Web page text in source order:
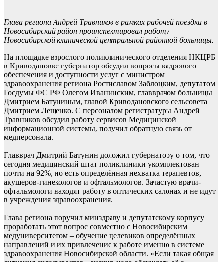
Глава региона Андрей Травников в рамках рабочей поездки в
Новосибирский район проинспектировал работу
Новосибирской клинической центральной районной больницы.
На площадке взрослого поликлинического отделения НКЦРБ
в Криводановке губернатор обсудил вопросы кадрового
обеспечения и доступности услуг с министром
здравоохранения региона Ростиславом Заблоцким, депутатом
Госдумы ФС РФ Олегом Иванинским, главврачом больницы
Дмитрием Батуниным, главой Криводановского сельсовета
Дмитрием Лещенко. С персоналом регистратуры Андрей
Травников обсудил работу сервисов Медицинской
информационной системы, получил обратную связь от
медперсонала.
Главврач Дмитрий Батунин доложил губернатору о том, что
сегодня медицинский штат поликлиники укомплектован
почти на 92%, но есть определённая нехватка терапевтов,
акушеров-гинекологов и офтальмологов. Зачастую врачи-
офтальмологи находят работу в оптических салонах и не идут
в учреждения здравоохранения.
Глава региона поручил минздраву и депутатскому корпусу
проработать этот вопрос совместно с Новосибирским
медуниверситетом – обучение целевиков определённых
направлений и их привлечение к работе именно в системе
здравоохранения Новосибирской области. «Если такая общая